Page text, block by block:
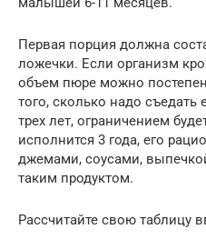
Первая порция должна
ложечки. Если организм
объем пюре можно
того, сколько надо съедать
трех лет, ограничением
исполнится 3 года, его
джемами, соусами,
таким продуктом.
Рассчитайте свою таблицу